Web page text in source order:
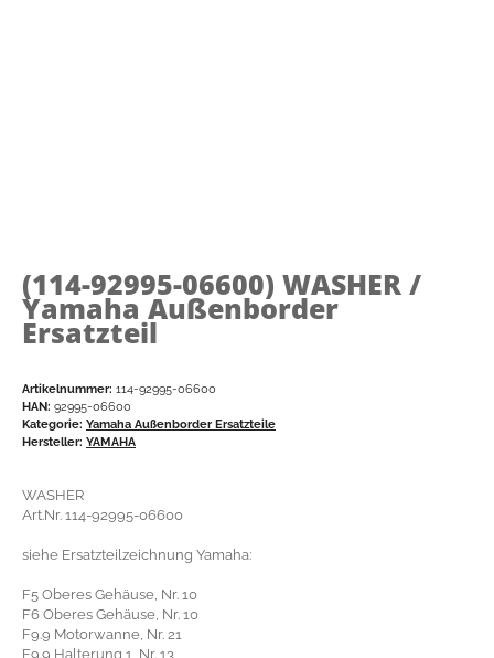
(114-92995-06600) WASHER /
Yamaha Außenborder
Ersatzteil
Artikelnummer: 114-92995-06600
HAN: 92995-06600
Kategorie: Yamaha Außenborder Ersatzteile
Hersteller: YAMAHA
WASHER
Art.Nr. 114-92995-06600
siehe Ersatzteilzeichnung Yamaha:
F5 Oberes Gehäuse, Nr. 10
F6 Oberes Gehäuse, Nr. 10
F9.9 Motorwanne, Nr. 21
F9.9 Halterung 1, Nr. 13